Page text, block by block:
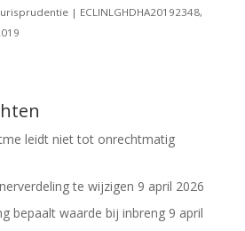
| ECLINLGHDHA20192348,
leidt niet tot onrechtmatig
te wijzigen 9 april 2026
bepaalt waarde bij inbreng 9 april